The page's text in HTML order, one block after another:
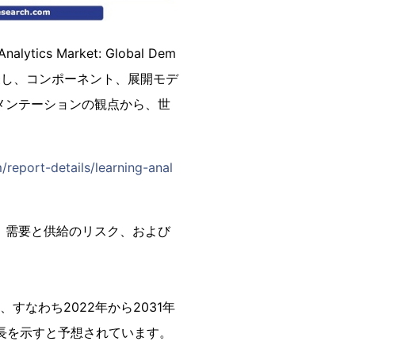
Market: Global Dem
、コンポーネント、展開モデ
テーションの観点から、世
report-details/learning-anal
要と供給のリスク、および
すなわち2022年から2031年
示すと予想されています。